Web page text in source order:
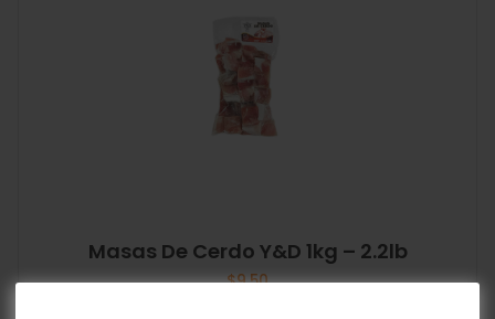
Masas De Cerdo Y&D 1kg – 2.2lb
$9.50